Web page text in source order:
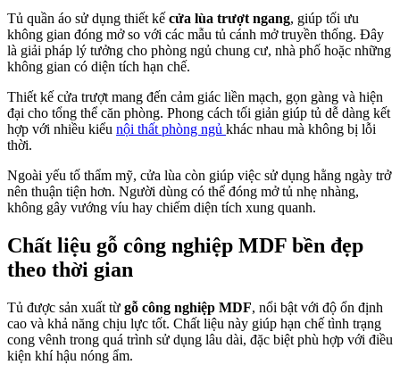
Tủ quần áo sử dụng thiết kế cửa lùa trượt ngang, giúp tối ưu
không gian đóng mở so với các mẫu tủ cánh mở truyền thống. Đây
là giải pháp lý tưởng cho phòng ngủ chung cư, nhà phố hoặc những
không gian có diện tích hạn chế.
Thiết kế cửa trượt mang đến cảm giác liền mạch, gọn gàng và hiện
đại cho tổng thể căn phòng. Phong cách tối giản giúp tủ dễ dàng kết
hợp với nhiều kiểu nội thất phòng ngủ khác nhau mà không bị lỗi
thời.
Ngoài yếu tố thẩm mỹ, cửa lùa còn giúp việc sử dụng hằng ngày trở
nên thuận tiện hơn. Người dùng có thể đóng mở tủ nhẹ nhàng,
không gây vướng víu hay chiếm diện tích xung quanh.
Chất liệu gỗ công nghiệp MDF bền đẹp
theo thời gian
Tủ được sản xuất từ gỗ công nghiệp MDF, nổi bật với độ ổn định
cao và khả năng chịu lực tốt. Chất liệu này giúp hạn chế tình trạng
cong vênh trong quá trình sử dụng lâu dài, đặc biệt phù hợp với điều
kiện khí hậu nóng ẩm.